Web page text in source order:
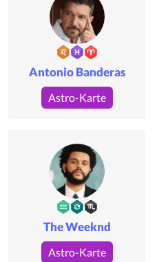
Antonio Banderas
Astro-Karte
The Weeknd
Astro-Karte